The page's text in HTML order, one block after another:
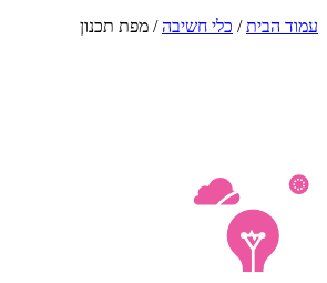
עמוד הבית/ כלי חשיבה/ מפת תכנון